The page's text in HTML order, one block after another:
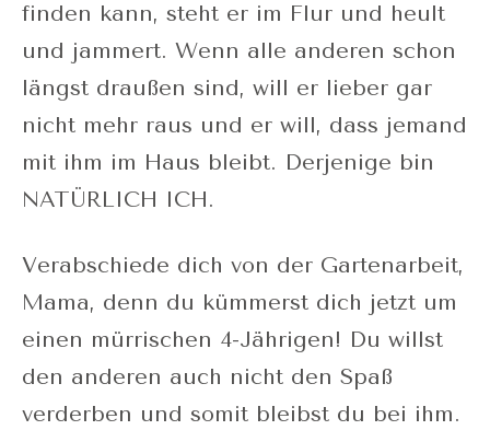
finden kann, steht er im Flur und heult
und jammert. Wenn alle anderen schon
längst draußen sind, will er lieber gar
nicht mehr raus und er will, dass jemand
mit ihm im Haus bleibt. Derjenige bin
NATÜRLICH ICH.
Verabschiede dich von der Gartenarbeit,
Mama, denn du kümmerst dich jetzt um
einen mürrischen 4-Jährigen! Du willst
den anderen auch nicht den Spaß
verderben und somit bleibst du bei ihm.